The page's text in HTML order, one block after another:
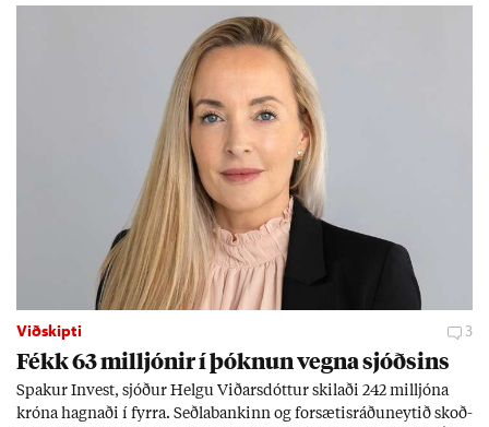
Viðskipti 3
Fékk 63 millj­ón­ir í þókn­un vegna sjóðs­ins
Spak­ur In­vest, sjóð­ur Helgu Við­ars­dótt­ur skil­aði 242 millj­óna
króna hagn­aði í fyrra. Seðla­bank­inn og for­sæt­is­ráðu­neyt­ið skoð­